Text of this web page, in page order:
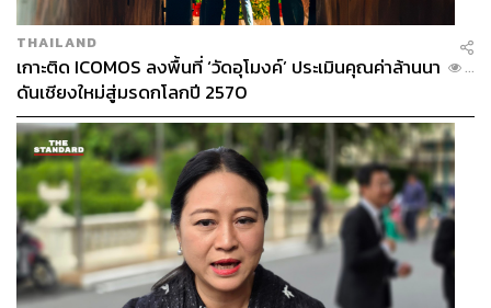
THAILAND
เกาะติด ICOMOS ลงพื้นที่ ‘วัดอุโมงค์’ ประเมินคุณค่าล้านนา
ดันเชียงใหม่สู่มรดกโลกปี 2570
...